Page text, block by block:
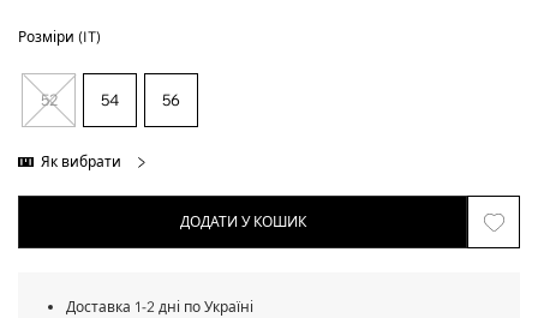
Розміри (IT)
52 54 56
Як вибрати
ДОДАТИ У КОШИК
Доставка 1-2 дні по Україні